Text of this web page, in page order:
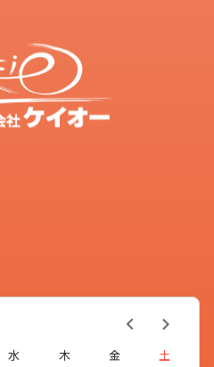
水 木 金
土